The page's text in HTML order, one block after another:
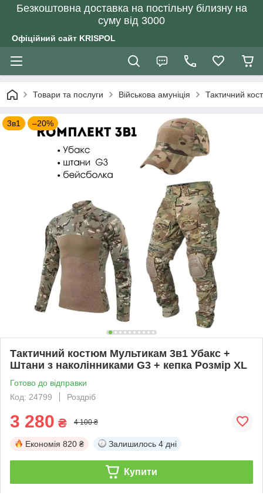
Безкоштовна доставка на постільну білизну на
суму від 3000
Офіційний сайт KRISPOL
Товари та послуги Військова амуніція Тактичний
3в1 –20%
Тактичний костюм Мультикам 3в1 Убакс +
Штани з наколінниками G3 + кепка Розмір XL
Готово до відправки
Код: 24799
Роздріб
3 280 ₴ 4 100 ₴
Економія 820 ₴ Залишилось 4 дні
Купити